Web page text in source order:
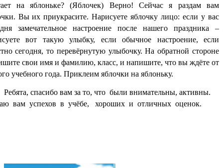
на яблоньке? (Яблочек) Верно! Сейчас я раздам вам
Вы их приукрасите. Нарисуете яблочку лицо: если у вас
замечательное настроение после нашего праздника –
вот такую улыбку, если обычное настроение, если
сегодня, то перевёрнутую улыбочку. На обратной стороне
свои имя и фамилию, класс, и напишите, что вы ждёте от
учебного года. Приклеим яблочки на яблоньку.
Ребята, спасибо вам за то, что были внимательны, активны.
вам успехов в учёбе, хороших и отличных оценок.